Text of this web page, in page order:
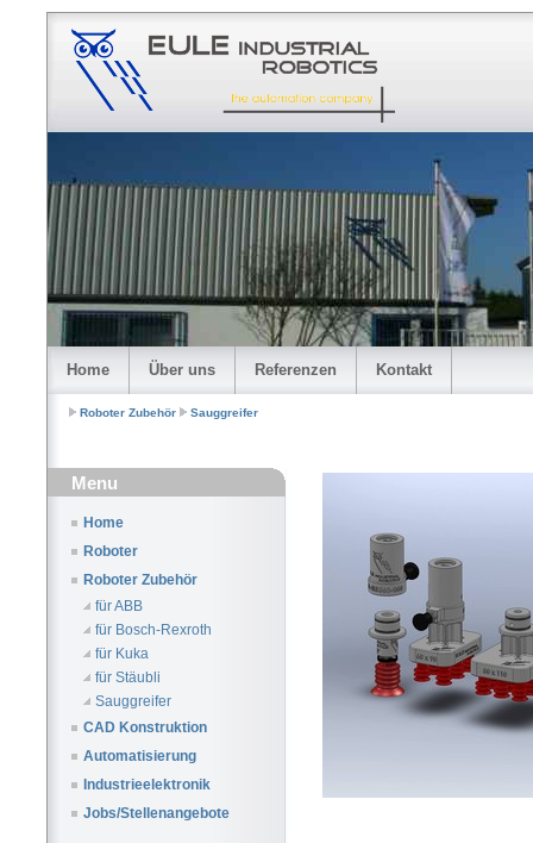
Home Über uns Referenzen Kontakt
Roboter Zubehör Sauggreifer
Menu
Home
Roboter
Roboter Zubehör
für ABB
für Bosch-Rexroth
für Kuka
für Stäubli
Sauggreifer
CAD Konstruktion
Automatisierung
Industrieelektronik
Jobs/Stellenangebote